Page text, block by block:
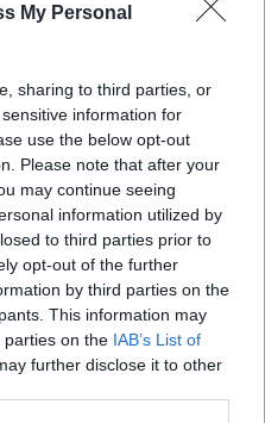
My Personal
sharing to third parties, or
information for
use the below opt-out
Please note that after your
may continue seeing
information utilized by
to third parties prior to
opt-out of the further
by third parties on the
This information may
parties on the IAB’s List of
further disclose it to other